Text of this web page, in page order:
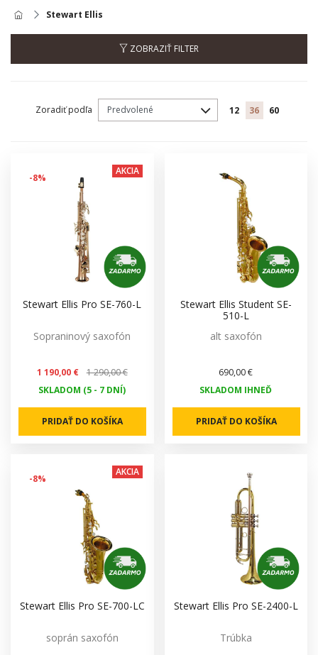
Stewart Ellis
ZOBRAZIŤ FILTER
Zoradiť podľa 12 36 60
-8%
AKCIA
Stewart Ellis Pro SE-760-L
Sopraninový saxofón
1 190,00 €
1 290,00 €
SKLADOM (5 - 7 DNÍ)
PRIDAŤ DO KOŠÍKA
Stewart Ellis Student SE-
510-L
alt saxofón
690,00 €
SKLADOM IHNEĎ
PRIDAŤ DO KOŠÍKA
-8%
AKCIA
Stewart Ellis Pro SE-700-LC
soprán saxofón
Stewart Ellis Pro SE-2400-L
Trúbka